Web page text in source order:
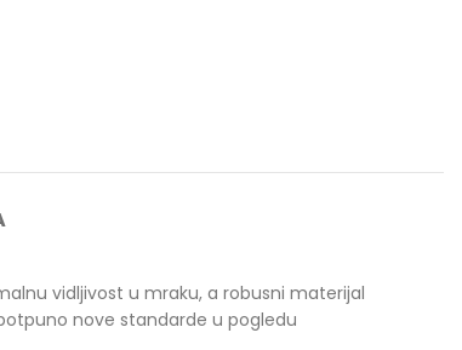
vidljivost u mraku, a robusni materijal
nove standarde u pogledu